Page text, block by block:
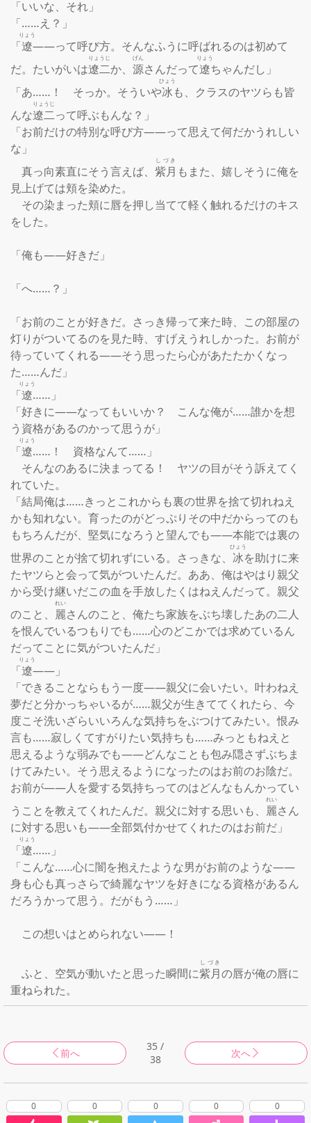
「いいな、それ」
「……え？」
「遼
りょう
――って呼び方。そんなふうに呼ばれるのは初めて
だ。たいがいは遼二
りょうじ
か、 源
げん
さんだって遼
りょう
ちゃんだし」
「あ……！　そっか。そういや冰
ひょう
も、クラスのヤツらも皆
んな遼二
りょうじ
って呼ぶもんな？」
「お前だけの特別な呼び方――って思えて何だかうれしい
な」
真っ向素直にそう言えば、 紫月
しづき
もまた、嬉しそうに俺を
見上げては頬を染めた。
その染まった頬に唇を押し当てて軽く触れるだけのキス
をした。
「俺も――好きだ」
「へ……？」
「お前のことが好きだ。さっき帰って来た時、この部屋の
灯りがついてるのを見た時、すげえうれしかった。お前が
待っていてくれる――そう思ったら心があたたかくなっ
た……んだ」
「遼
りょう
……」
「好きに――なってもいいか？　こんな俺が……誰かを想
う資格があるのかって思うが」
「遼
りょう
……！　資格なんて……」
そんなのあるに決まってる！　ヤツの目がそう訴えてく
れていた。
「結局俺は……きっとこれからも裏の世界を捨て切れねえ
かも知れない。育ったのがどっぷりその中だからってのも
もちろんだが、堅気になろうと望んでも――本能では裏の
世界のことが捨て切れずにいる。さっきな、 冰
ひょう
を助けに来
たヤツらと会って気がついたんだ。ああ、俺はやはり親父
から受け継いだこの血を手放したくはねえんだって。親父
のこと、 麗
れい
さんのこと、俺たち家族をぶち壊したあの二人
を恨んでいるつもりでも……心のどこかでは求めているん
だってことに気がついたんだ」
「遼
りょう
――」
「できることならもう一度――親父に会いたい。叶わねえ
夢だと分かっちゃいるが……親父が生きててくれたら、今
度こそ洗いざらいいろんな気持ちをぶつけてみたい。恨み
言も……寂しくてすがりたい気持ちも……みっともねえと
思えるような弱みでも――どんなことも包み隠さずぶちま
けてみたい。そう思えるようになったのはお前のお陰だ。
お前が――人を愛する気持ちってのはどんなもんかってい
うことを教えてくれたんだ。親父に対する思いも、 麗
れい
さん
に対する思いも――全部気付かせてくれたのはお前だ」
「遼
りょう
……」
「こんな……心に闇を抱えたような男がお前のような――
身も心も真っさらで綺麗なヤツを好きになる資格があるん
だろうかって思う。だがもう……」
この想いはとめられない――！
ふと、空気が動いたと思った瞬間に紫月
しづき
の唇が俺の唇に
重ねられた。
前へ
35 /
38
次へ
0 0 0 0 0